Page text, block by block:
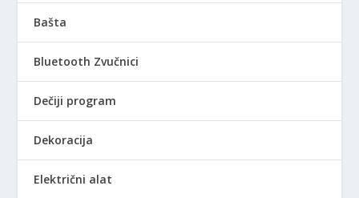
Bašta
Bluetooth Zvučnici
Dečiji program
Dekoracija
Električni alat